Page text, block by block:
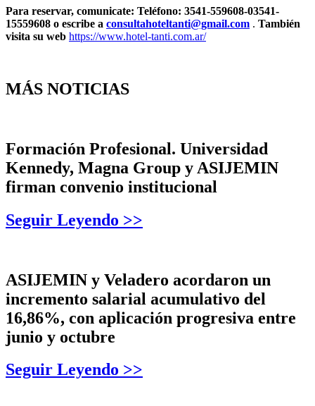
Para reservar, comunicate: Teléfono: 3541-559608-03541-
15559608 o escribe a consultahoteltanti@gmail.com . También
visita su web https://www.hotel-tanti.com.ar/
MÁS NOTICIAS
Formación Profesional. Universidad
Kennedy, Magna Group y ASIJEMIN
firman convenio institucional
Seguir Leyendo >>
ASIJEMIN y Veladero acordaron un
incremento salarial acumulativo del
16,86%, con aplicación progresiva entre
junio y octubre
Seguir Leyendo >>